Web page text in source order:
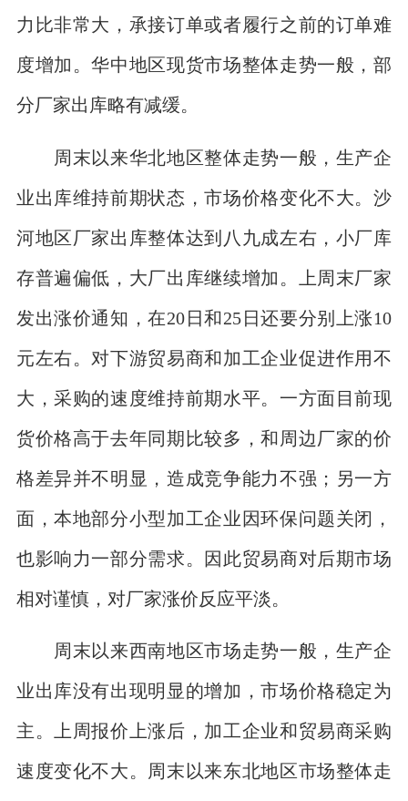
力比非常大，承接订单或者履行之前的订单难
度增加。华中地区现货市场整体走势一般，部
分厂家出库略有减缓。
周末以来华北地区整体走势一般，生产企
业出库维持前期状态，市场价格变化不大。沙
河地区厂家出库整体达到八九成左右，小厂库
存普遍偏低，大厂出库继续增加。上周末厂家
发出涨价通知，在20日和25日还要分别上涨10
元左右。对下游贸易商和加工企业促进作用不
大，采购的速度维持前期水平。一方面目前现
货价格高于去年同期比较多，和周边厂家的价
格差异并不明显，造成竞争能力不强；另一方
面，本地部分小型加工企业因环保问题关闭，
也影响力一部分需求。因此贸易商对后期市场
相对谨慎，对厂家涨价反应平淡。
周末以来西南地区市场走势一般，生产企
业出库没有出现明显的增加，市场价格稳定为
主。上周报价上涨后，加工企业和贸易商采购
速度变化不大。周末以来东北地区市场整体走